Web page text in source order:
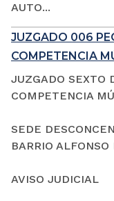
AUTO...
JUZGADO 006
COMPETENCIA
JUZGADO SEXTO
COMPETENCIA
SEDE
BARRIO ALFONSO
AVISO JUDICIAL